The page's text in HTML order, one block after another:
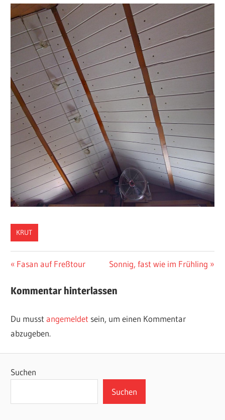
KRUT
Beitragsnavigation
Vorheriger
Fasan auf Freßtour
Nächster
Sonnig, fast wie im Frühling
Kommentar hinterlassen
Du musstangemeldet sein, um einen Kommentar
abzugeben.
Suchen
Suchen